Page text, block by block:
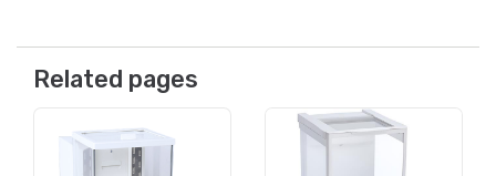
Related pages